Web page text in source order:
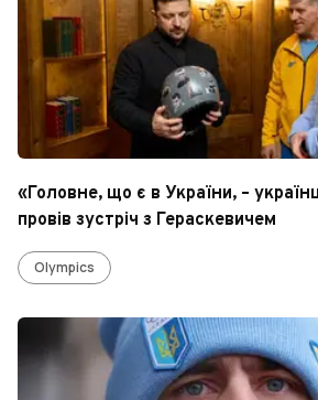
«Головне, що є в України, –
провів зустріч з Гераскевичем
Olympics